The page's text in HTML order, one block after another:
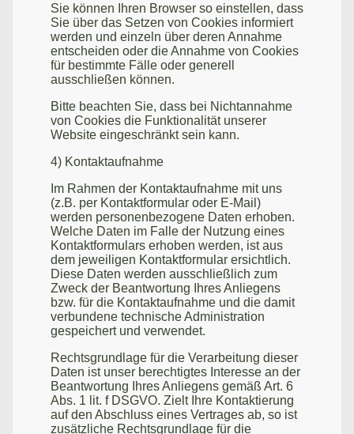
Sie können Ihren Browser so einstellen, dass
Sie über das Setzen von Cookies informiert
werden und einzeln über deren Annahme
entscheiden oder die Annahme von Cookies
für bestimmte Fälle oder generell
ausschließen können.
Bitte beachten Sie, dass bei Nichtannahme
von Cookies die Funktionalität unserer
Website eingeschränkt sein kann.
4) Kontaktaufnahme
Im Rahmen der Kontaktaufnahme mit uns
(z.B. per Kontaktformular oder E-Mail)
werden personenbezogene Daten erhoben.
Welche Daten im Falle der Nutzung eines
Kontaktformulars erhoben werden, ist aus
dem jeweiligen Kontaktformular ersichtlich.
Diese Daten werden ausschließlich zum
Zweck der Beantwortung Ihres Anliegens
bzw. für die Kontaktaufnahme und die damit
verbundene technische Administration
gespeichert und verwendet.
Rechtsgrundlage für die Verarbeitung dieser
Daten ist unser berechtigtes Interesse an der
Beantwortung Ihres Anliegens gemäß Art. 6
Abs. 1 lit. f DSGVO. Zielt Ihre Kontaktierung
auf den Abschluss eines Vertrages ab, so ist
zusätzliche Rechtsgrundlage für die